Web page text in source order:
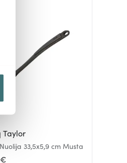
Taylor
33,5x5,9 cm Musta